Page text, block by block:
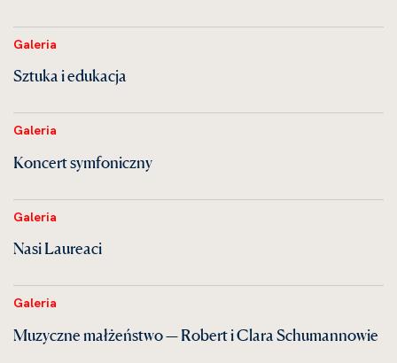
Galeria
Sztuka i edukacja
Galeria
Koncert symfoniczny
Galeria
Nasi Laureaci
Galeria
Muzyczne małżeństwo — Robert i Clara Schumannowie